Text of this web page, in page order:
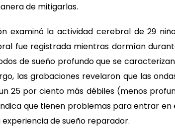
de mitigarlas.
examinó la actividad cerebral de 29
fue registrada mientras dormían
de sueño profundo que se
las grabaciones revelaron que las
25 por ciento más débiles (menos
que tienen problemas para entrar
de sueño reparador.